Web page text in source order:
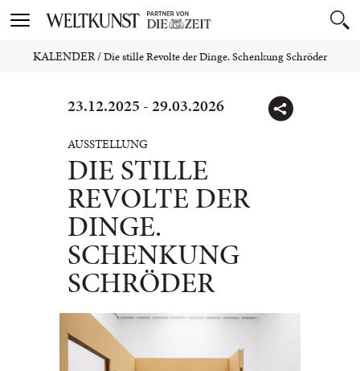
Toggle
KALENDER/Die stille Revolte der Dinge. Schenkung Schröder
23.12.2025 - 29.03.2026
AUSSTELLUNG
DIE STILLE
REVOLTE DER
DINGE.
SCHENKUNG
SCHRÖDER